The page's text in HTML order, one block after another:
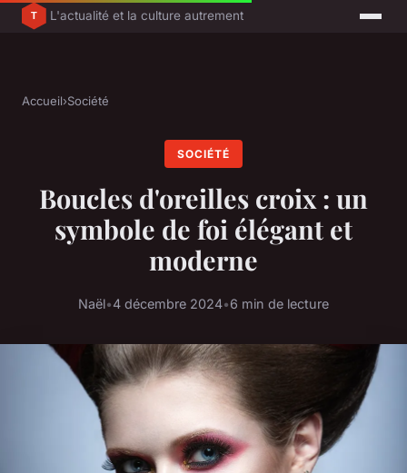
L'actualité et la culture autrement
Accueil›Société
SOCIÉTÉ
Boucles d'oreilles croix : un
symbole de foi élégant et
moderne
Naël•4 décembre 2024•6 min de lecture